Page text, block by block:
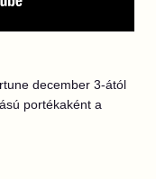
december 3-ától
portékaként a